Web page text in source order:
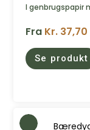
I genbrugspapir
Fra Kr.
Se produkt